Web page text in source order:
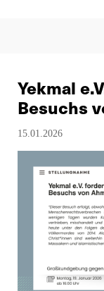
Yekmal
Besuchs
15.01.2026